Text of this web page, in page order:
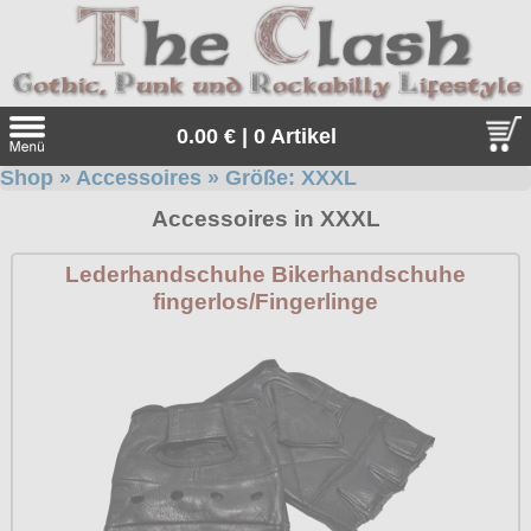
0.00 € | 0 Artikel
Angebote
Sonderangebote
Geschenketipps
Gratis
Kleidung/Gothic
alle Artikel
Girlblusen
Punkrock
Shop » Accessoires » Größe: XXXL
Accessoires in XXXL
Lederhandschuhe Bikerhandschuhe
fingerlos/Fingerlinge